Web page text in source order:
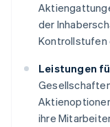
der
Kontrollstufen
Leistungen
ihre